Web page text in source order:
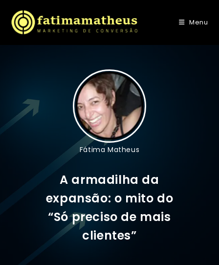
Menu
Fátima Matheus
A armadilha da
expansão: o mito do
“Só preciso de mais
clientes”